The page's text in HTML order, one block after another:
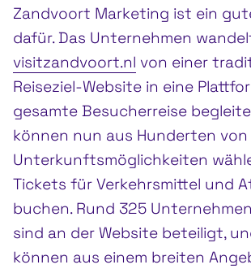
Zandvoort Marketing ist ein
dafür. Das Unternehmen
visitzandvoort.nl von einer
Reiseziel-Website in eine
gesamte Besucherreise
können nun aus Hunderten von
Unterkunftsmöglichkeiten
Tickets für Verkehrsmittel und
buchen. Rund 325
sind an der Website beteiligt,
können aus einem breiten